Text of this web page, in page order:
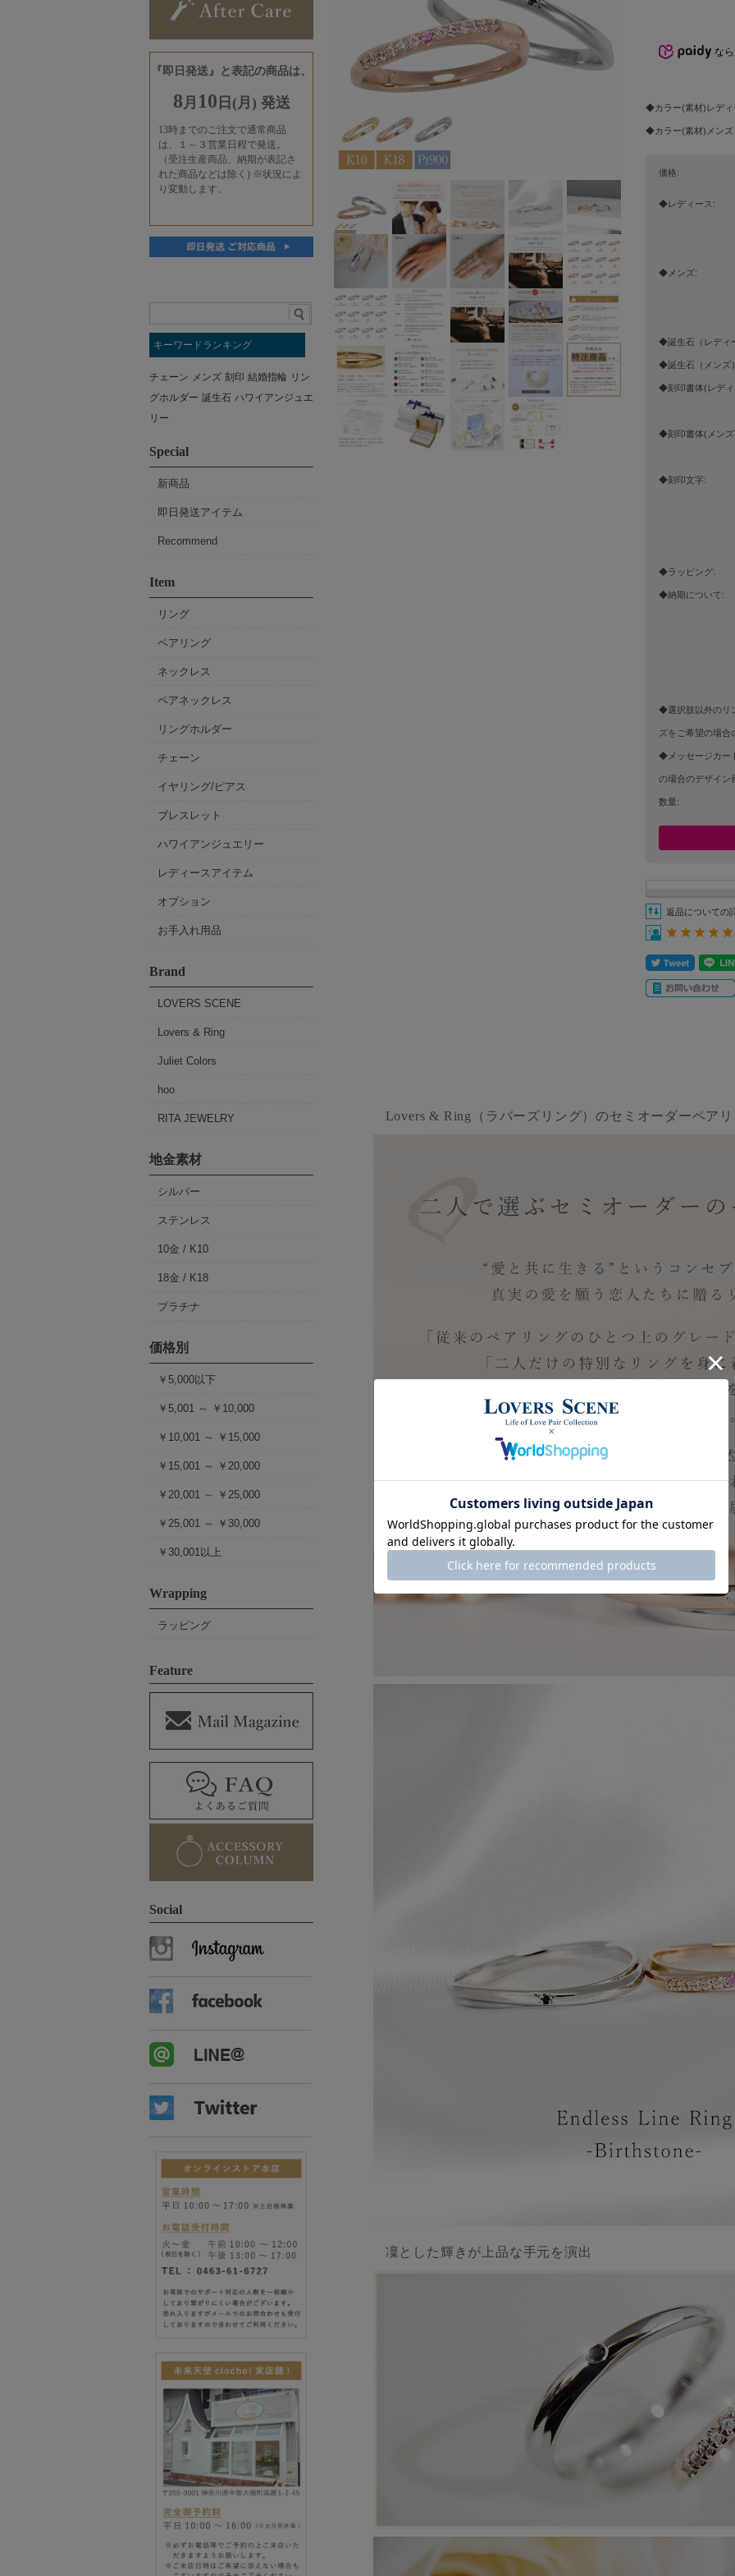
なら
◆カラー(素材)レディ
◆カラー(素材)メンズ
価格:
◆レディース:
◆メンズ:
◆誕生石（レディ
◆誕生石（メンズ
◆刻印書体(レデ
◆刻印書体(メン
◆刻印文字:
◆ラッピング:
◆納期について:
◆選択肢以外のリ
ズをご希望の場合
◆メッセージカー
の場合のデザイン
数量:
返品についての
Lovers & Ring（ラバーズリング）のセミオーダーペア
凜とした輝きが上品な手元を演出
キーワードランキング
チェーン メンズ 刻印 結婚指輪 リン
グホルダー 誕生石 ハワイアンジュエ
リー
Special
新商品
即日発送アイテム
Recommend
Item
リング
ペアリング
ネックレス
ペアネックレス
リングホルダー
チェーン
イヤリング/ピアス
ブレスレット
ハワイアンジュエリー
レディースアイテム
オプション
お手入れ用品
Brand
LOVERS SCENE
Lovers & Ring
Juliet Colors
hoo
RITA JEWELRY
地金素材
シルバー
ステンレス
10金 / K10
18金 / K18
プラチナ
価格別
￥5,000以下
￥5,001 ～ ￥10,000
￥10,001 ～ ￥15,000
￥15,001 ～ ￥20,000
￥20,001 ～ ￥25,000
￥25,001 ～ ￥30,000
￥30,001以上
Wrapping
ラッピング
Feature
Social